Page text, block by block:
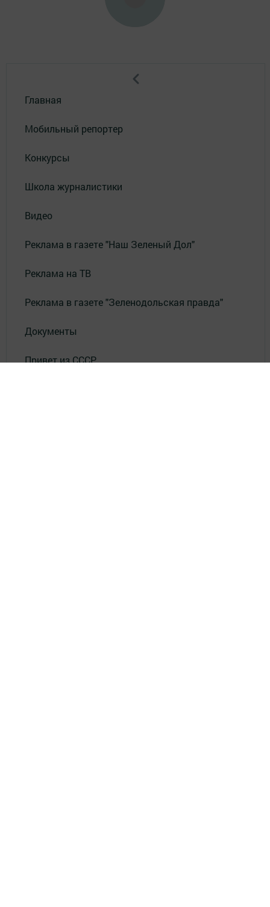
Главная
Мобильный репортер
Конкурсы
Школа журналистики
Видео
Реклама в газете "Наш Зеленый Дол"
Реклама на ТВ
Реклама в газете "Зеленодольская правда"
Документы
Привет из СССР